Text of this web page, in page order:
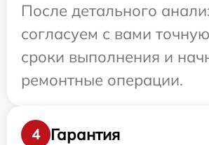
После детального
согласуем с вами
сроки выполнения и
ремонтные операции.
4
Гарантия